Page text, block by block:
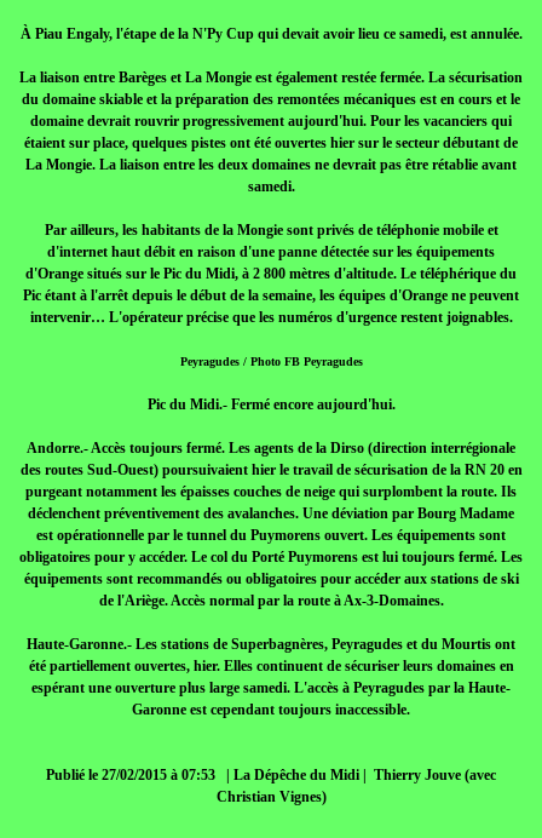
À Piau Engaly, l'étape de la N'Py Cup qui devait avoir lieu ce samedi, est annulée.
La liaison entre Barèges et La Mongie est également restée fermée. La sécurisation
du domaine skiable et la préparation des remontées mécaniques est en cours et le
domaine devrait rouvrir progressivement aujourd'hui. Pour les vacanciers qui
étaient sur place, quelques pistes ont été ouvertes hier sur le secteur débutant de
La Mongie. La liaison entre les deux domaines ne devrait pas être rétablie avant
samedi.
Par ailleurs, les habitants de la Mongie sont privés de téléphonie mobile et
d'internet haut débit en raison d'une panne détectée sur les équipements
d'Orange situés sur le Pic du Midi, à 2 800 mètres d'altitude. Le téléphérique du
Pic étant à l'arrêt depuis le début de la semaine, les équipes d'Orange ne peuvent
intervenir… L'opérateur précise que les numéros d'urgence restent joignables.
Peyragudes / Photo FB Peyragudes
Pic du Midi.- Fermé encore aujourd'hui.
Andorre.- Accès toujours fermé. Les agents de la Dirso (direction interrégionale
des routes Sud-Ouest) poursuivaient hier le travail de sécurisation de la RN 20 en
purgeant notamment les épaisses couches de neige qui surplombent la route. Ils
déclenchent préventivement des avalanches. Une déviation par Bourg Madame
est opérationnelle par le tunnel du Puymorens ouvert. Les équipements sont
obligatoires pour y accéder. Le col du Porté Puymorens est lui toujours fermé. Les
équipements sont recommandés ou obligatoires pour accéder aux stations de ski
de l'Ariège. Accès normal par la route à Ax-3-Domaines.
Haute-Garonne.- Les stations de Superbagnères, Peyragudes et du Mourtis ont
été partiellement ouvertes, hier. Elles continuent de sécuriser leurs domaines en
espérant une ouverture plus large samedi. L'accès à Peyragudes par la Haute-
Garonne est cependant toujours inaccessible.
Publié le 27/02/2015 à 07:53 | La Dépêche du Midi | Thierry Jouve (avec
Christian Vignes)